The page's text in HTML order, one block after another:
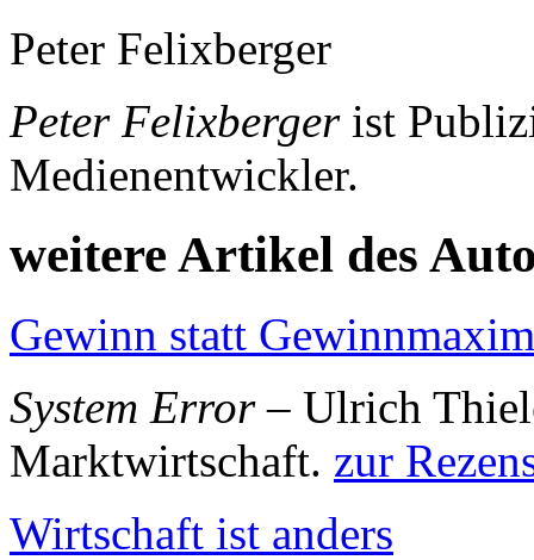
Peter Felixberger
Peter Felixbergerist
Medienentwickler.
weitere Artikel des
Gewinn statt
System Error– Ulrich
Marktwirtschaft. zur
Wirtschaft ist anders